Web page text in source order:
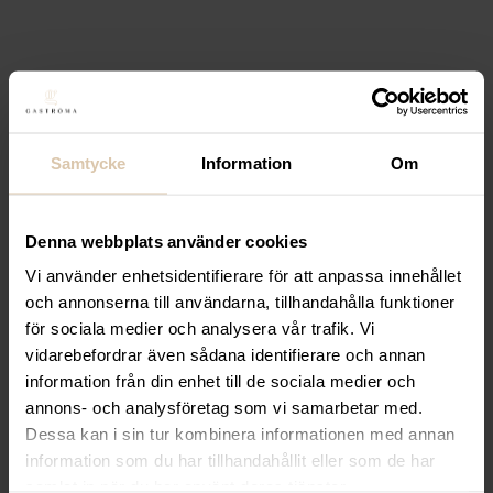
Samtycke Information Om
Denna webbplats använder cookies
Vi använder enhetsidentifierare för att anpassa innehållet
och annonserna till användarna, tillhandahålla funktioner
för sociala medier och analysera vår trafik. Vi
vidarebefordrar även sådana identifierare och annan
information från din enhet till de sociala medier och
annons- och analysföretag som vi samarbetar med.
Dessa kan i sin tur kombinera informationen med annan
information som du har tillhandahållit eller som de har
av fantastiska inköpspriser
Vare sig du driver ett mindre café eller en större
det möjlighet att åtnjuta fantastiska priser på dina
volyminköp. Du får också tillgång till exklusiva
produkterbjudanden så som Riedels ”Restaurant”
serie och mycket, mycket mer!
Bli stammis